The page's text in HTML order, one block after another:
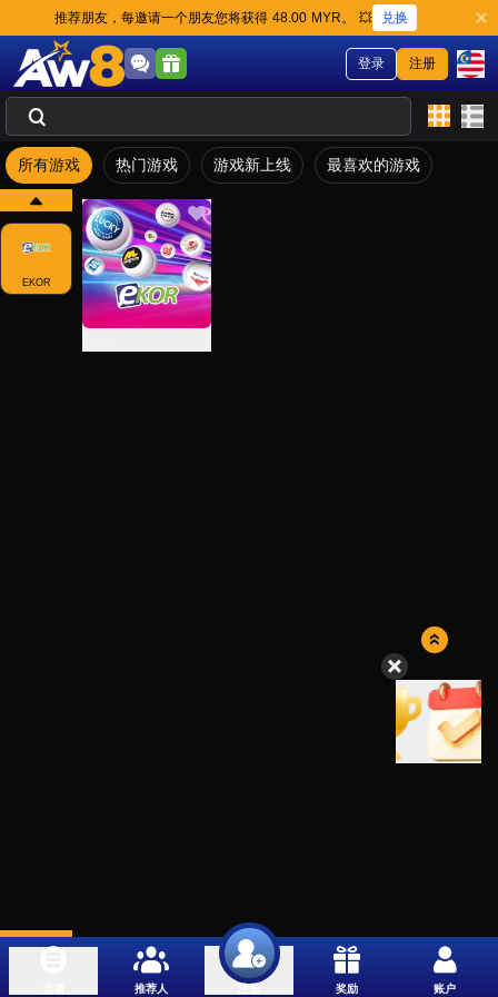
推荐朋友，每邀请一个朋友您将获得 48.00 MYR。 💥 兑换
注册
登录
所有游戏 热门游戏 游戏新上线 最喜欢的游戏
EKOR
推荐人 奖励 账户